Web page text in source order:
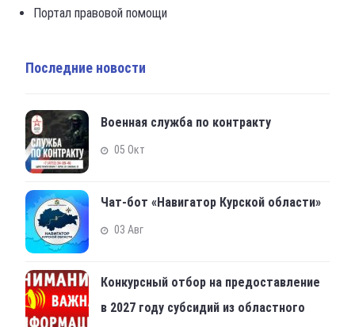
Портал правовой помощи
Последние новости
Военная служба по контракту
05 Окт
Чат-бот «Навигатор Курской области»
03 Авг
Конкурсный отбор на предоставление
в 2027 году субсидий из областного